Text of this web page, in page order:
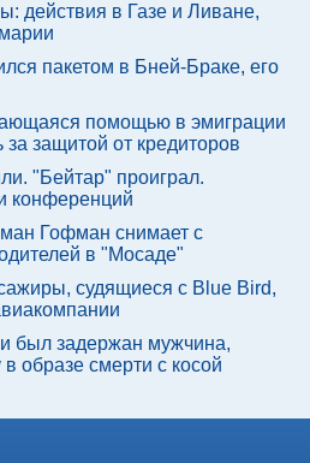
действия в Газе и Ливане,
пакетом в Бней-Браке, его
помощью в эмиграции
за защитой от кредиторов
"Бейтар" проиграл.
конференций
Гофман снимает с
в "Мосаде"
судящиеся с Blue Bird,
был задержан мужчина,
образе смерти с косой